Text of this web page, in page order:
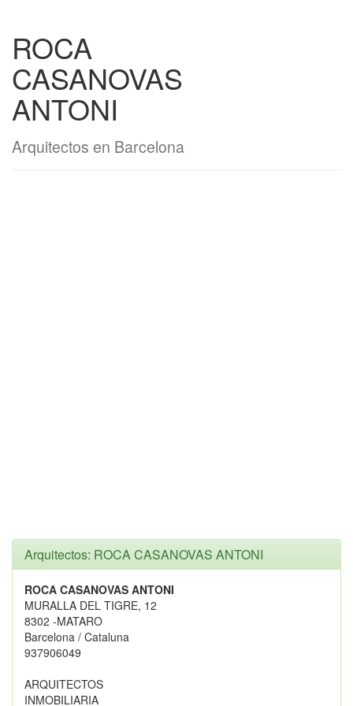
ROCA
CASANOVAS
ANTONI
Arquitectos en Barcelona
Arquitectos: ROCA CASANOVAS ANTONI
ROCA CASANOVAS ANTONI
MURALLA DEL TIGRE, 12
8302 -MATARO
Barcelona / Cataluna
937906049
ARQUITECTOS
INMOBILIARIA